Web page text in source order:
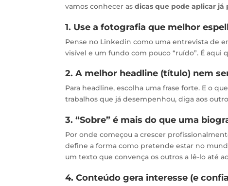
vamos conhecer asdicas que pode aplicar
1. Use a fotografia que melhor
Pense no Linkedin como uma entrevista de
visível e um fundo com pouco “ruído”. É aqui
2. A melhor headline (título) nem
Para headline, escolha uma frase forte. E o
trabalhos que já desempenhou, diga aos
3. “Sobre” é mais do que uma
Por onde começou a crescer
define a forma como pretende estar no
um texto que convença os outros a lê-lo até
4. Conteúdo gera interesse (e